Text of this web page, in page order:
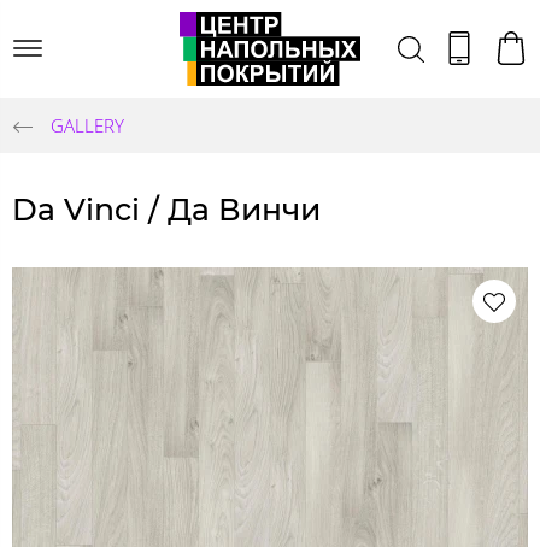
GALLERY
Da Vinci / Да Винчи